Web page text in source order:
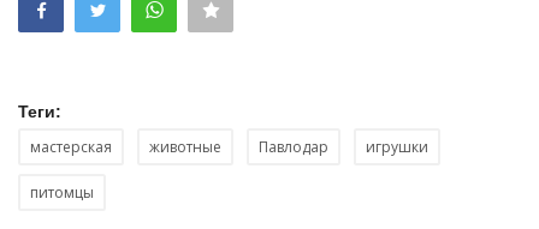
Теги:
мастерская животные Павлодар игрушки
питомцы